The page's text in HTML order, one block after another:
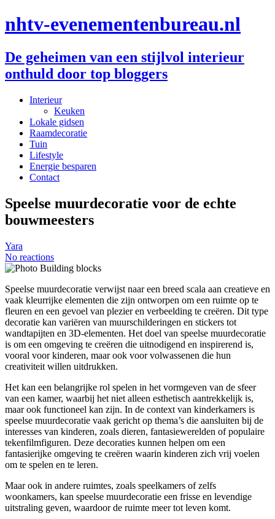
nhtv-evenementenbureau.nl
De geheimen van een stijlvol interieur
onthuld door top bloggers
Interieur
Keuken
Lokale gidsen
Raamdecoratie
Tuin
Lifestyle
Energie besparen
Contact
Speelse muurdecoratie voor de echte
bouwmeesters
Yara
No reactions
Speelse muurdecoratie verwijst naar een breed scala aan creatieve en
vaak kleurrijke elementen die zijn ontworpen om een ruimte op te
fleuren en een gevoel van plezier en verbeelding te creëren. Dit type
decoratie kan variëren van muurschilderingen en stickers tot
wandtapijten en 3D-elementen. Het doel van speelse muurdecoratie
is om een omgeving te creëren die uitnodigend en inspirerend is,
vooral voor kinderen, maar ook voor volwassenen die hun
creativiteit willen uitdrukken.
Het kan een belangrijke rol spelen in het vormgeven van de sfeer
van een kamer, waarbij het niet alleen esthetisch aantrekkelijk is,
maar ook functioneel kan zijn. In de context van kinderkamers is
speelse muurdecoratie vaak gericht op thema’s die aansluiten bij de
interesses van kinderen, zoals dieren, fantasiewerelden of populaire
tekenfilmfiguren. Deze decoraties kunnen helpen om een
fantasierijke omgeving te creëren waarin kinderen zich vrij voelen
om te spelen en te leren.
Maar ook in andere ruimtes, zoals speelkamers of zelfs
woonkamers, kan speelse muurdecoratie een frisse en levendige
uitstraling geven, waardoor de ruimte meer tot leven komt.